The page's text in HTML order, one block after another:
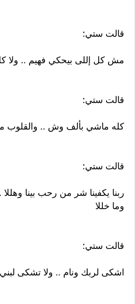
قالت ستي:
مش كل إللى بيحكي فهيم .. ولا
قالت ستي:
كله ماشي بألف وش .. والقلوب
قالت ستي:
ربنا يكفينا شر من رحب بينا
وما خللا
قالت ستي:
اشكى لربك ونام .. ولا تشكى لبني